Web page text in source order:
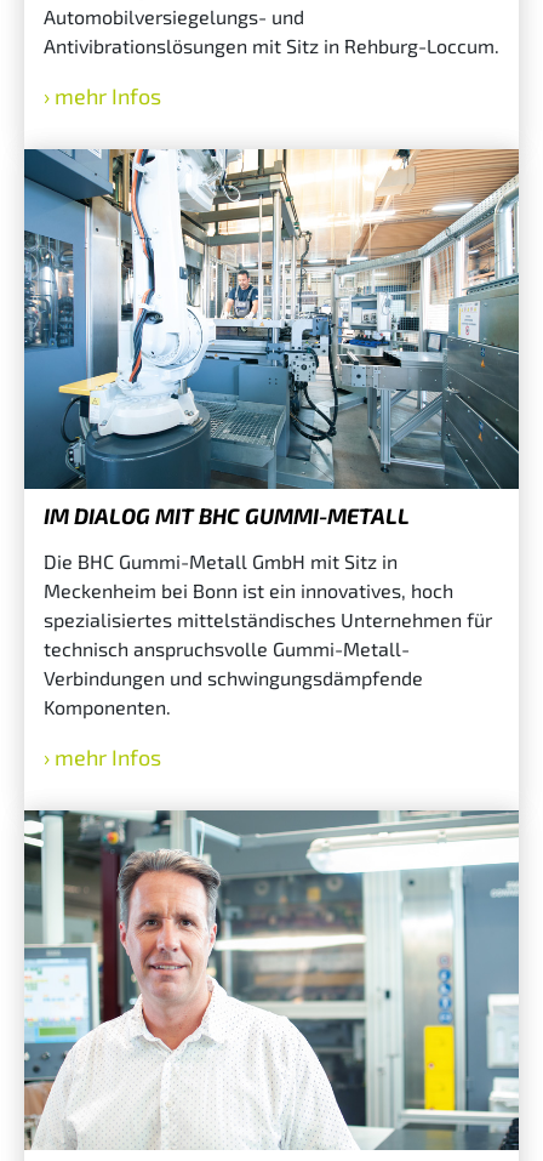
Automobilversiegelungs- und
Antivibrationslösungen mit Sitz in Rehburg-Loccum.
mehr Infos
IM DIALOG MIT BHC GUMMI-METALL
Die BHC Gummi-Metall GmbH mit Sitz in
Meckenheim bei Bonn ist ein innovatives, hoch
spezialisiertes mittelständisches Unternehmen für
technisch anspruchsvolle Gummi-Metall-
Verbindungen und schwingungsdämpfende
Komponenten.
mehr Infos